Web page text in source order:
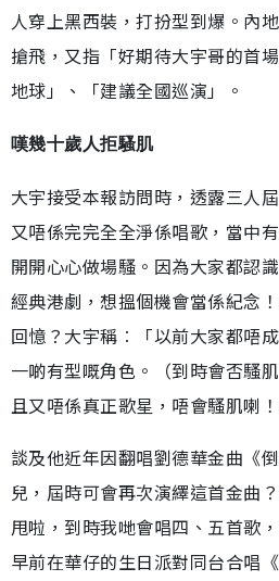
人穿上黑西裝，打扮型到爆。內
搶飛，又指「好期待大宇哥的首
地球」、「建議全國巡演」。
嘆幾十歲人拒騷肌
大宇接受本報訪問時，透露三人
又唔係完完全全淨係唱歌，當中
開開心心做場騷。因為大家都認
經典港劇，想搵個機會當係紀念
回憶？大宇稱︰「以前大家都唔
一啲有型嘅角色。（到時會否騷
且又唔係真正歌星，唔會騷肌喇！
談及他近年因翻唱劉德華金曲《
兒，屆時可會再次演繹這首金曲
甩啦，到時我哋會唱四、五首歌
早前在華仔的生日派對同台合唱